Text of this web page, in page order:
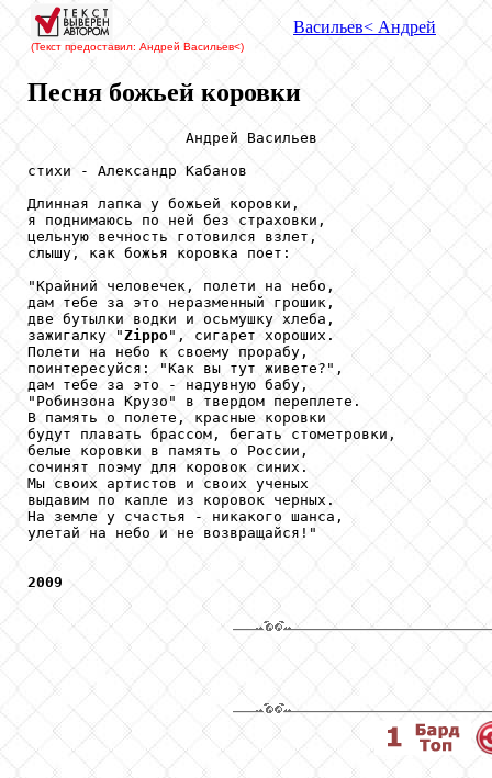
(Текст предоставил: Андрей Васильев<)
Васильев< Андрей
Песня божьей коровки
                  Андрей Васильев
стихи - Александр Кабанов
Длинная лапка у божьей коровки,
я поднимаюсь по ней без страховки,
цельную вечность готовился взлет,
слышу, как божья коровка поет:
"Крайний человечек, полети на небо,
дам тебе за это неразменный грошик,
две бутылки водки и осьмушку хлеба,
зажигалку "Zippo", сигарет хороших.
Полети на небо к своему прорабу,
поинтересуйся: "Как вы тут живете?",
дам тебе за это - надувную бабу,
"Робинзона Крузо" в твердом переплете.
В память о полете, красные коровки
будут плавать брассом, бегать стометровки,
белые коровки в память о России,
сочинят поэму для коровок синих.
Мы своих артистов и своих ученых
выдавим по капле из коровок черных.
На земле у счастья - никакого шанса,
улетай на небо и не возвращайся!"
2009